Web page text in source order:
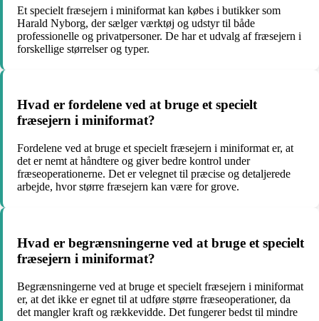
Et specielt fræsejern i miniformat kan købes i butikker som
Harald Nyborg, der sælger værktøj og udstyr til både
professionelle og privatpersoner. De har et udvalg af fræsejern i
forskellige størrelser og typer.
Hvad er fordelene ved at bruge et specielt
fræsejern i miniformat?
Fordelene ved at bruge et specielt fræsejern i miniformat er, at
det er nemt at håndtere og giver bedre kontrol under
fræseoperationerne. Det er velegnet til præcise og detaljerede
arbejde, hvor større fræsejern kan være for grove.
Hvad er begrænsningerne ved at bruge et specielt
fræsejern i miniformat?
Begrænsningerne ved at bruge et specielt fræsejern i miniformat
er, at det ikke er egnet til at udføre større fræseoperationer, da
det mangler kraft og rækkevidde. Det fungerer bedst til mindre